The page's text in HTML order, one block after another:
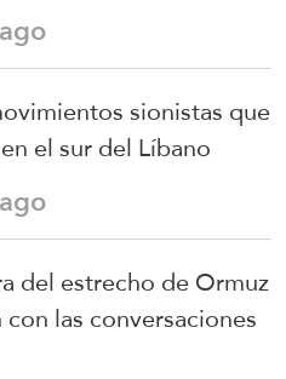
sionistas que
el sur del Líbano
del estrecho de Ormuz
las conversaciones